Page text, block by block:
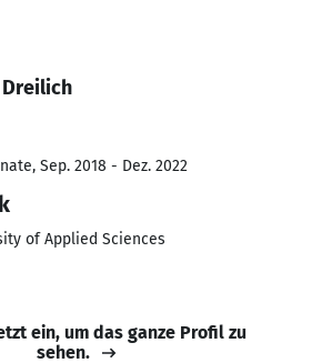
Sep. 2018 - Dez. 2022
of Applied Sciences
ein, um das ganze Profil zu
sehen.